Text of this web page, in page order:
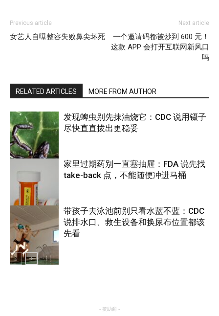
Previous article
女艺人自曝整容失败鼻尖坏死
Next article
一个邀请码都被炒到 600 元！
这款 APP 会打开互联网新风口
吗
RELATED ARTICLES MORE FROM AUTHOR
养生
发现蜱虫别先抹油烧它：CDC 说用镊子
尽快直直拔出更稳妥
养生
家里过期药别一直塞抽屉：FDA 说先找
take-back 点，不能随便冲进马桶
带孩子去泳池前别只看水蓝不蓝：CDC
说排水口、救生设备和换尿布位置都该
先看
- 赞助商 -